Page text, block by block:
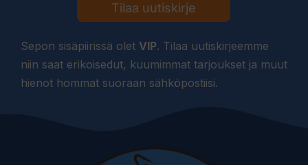
Tilaa uutiskirje
Sepon sisäpiirissä olet VIP. Tilaa uutiskirjeemme
niin saat erikoisedut, kuumimmat tarjoukset ja muut
hienot hommat suoraan sähköpostiisi.